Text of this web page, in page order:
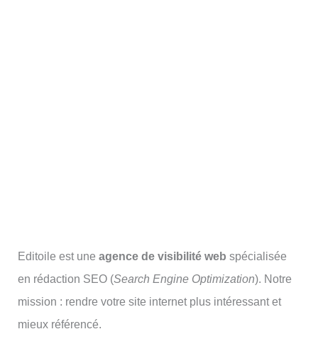
Editoile est uneagence de visibilité web spécialisée
en rédaction SEO (Search Engine Optimization). Notre
mission : rendre votre site internet plus intéressant et
mieux référencé.